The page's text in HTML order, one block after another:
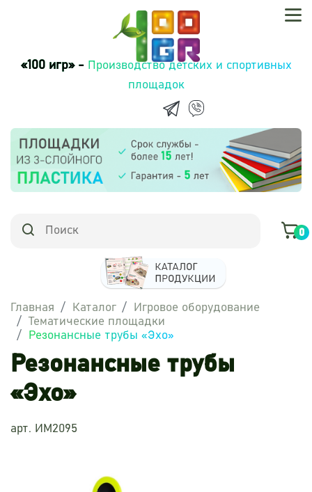
«100 игр» -Производство детских и спортивных
площадок
0
Главная Каталог
Игровое оборудование
Тематические площадки
Резонансные трубы «Эхо»
Резонансные трубы
«Эхо»
арт. ИМ2095